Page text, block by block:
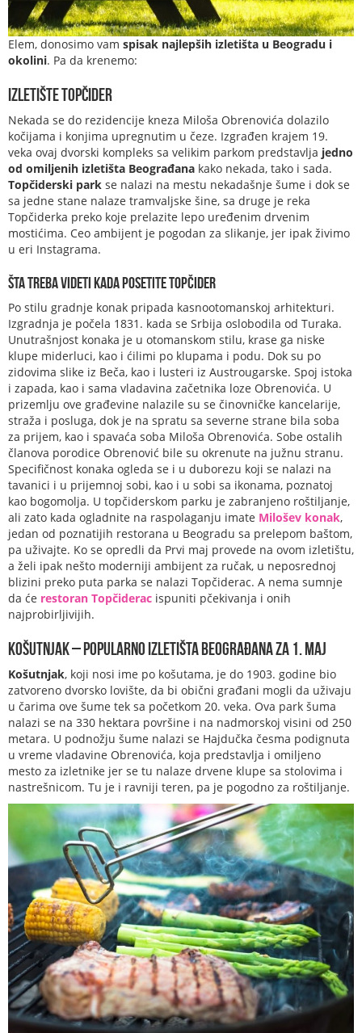
Elem, donosimo vam spisak najlepših izletišta u Beogradu i
okolini. Pa da krenemo:
Izletište Topčider
Nekada se do rezidencije kneza Miloša Obrenovića dolazilo
kočijama i konjima upregnutim u čeze. Izgrađen krajem 19.
veka ovaj dvorski kompleks sa velikim parkom predstavlja jedno
od omiljenih izletišta Beograđana kako nekada, tako i sada.
Topčiderski park se nalazi na mestu nekadašnje šume i dok se
sa jedne stane nalaze tramvaljske šine, sa druge je reka
Topčiderka preko koje prelazite lepo uređenim drvenim
mostićima. Ceo ambijent je pogodan za slikanje, jer ipak živimo
u eri Instagrama.
Šta treba videti kada posetite Topčider
Po stilu gradnje konak pripada kasnootomanskoj arhitekturi.
Izgradnja je počela 1831. kada se Srbija oslobodila od Turaka.
Unutrašnjost konaka je u otomanskom stilu, krase ga niske
klupe miderluci, kao i ćilimi po klupama i podu. Dok su po
zidovima slike iz Beča, kao i lusteri iz Austrougarske. Spoj istoka
i zapada, kao i sama vladavina začetnika loze Obrenovića. U
prizemlju ove građevine nalazile su se činovničke kancelarije,
straža i posluga, dok je na spratu sa severne strane bila soba
za prijem, kao i spavaća soba Miloša Obrenovića. Sobe ostalih
članova porodice Obrenović bile su okrenute na južnu stranu.
Specifičnost konaka ogleda se i u duborezu koji se nalazi na
tavanici i u prijemnoj sobi, kao i u sobi sa ikonama, poznatoj
kao bogomolja. U topčiderskom parku je zabranjeno roštiljanje,
ali zato kada ogladnite na raspolaganju imate Milošev konak,
jedan od poznatijih restorana u Beogradu sa prelepom baštom,
pa uživajte. Ko se opredli da Prvi maj provede na ovom izletištu,
a želi ipak nešto moderniji ambijent za ručak, u neposrednoj
blizini preko puta parka se nalazi Topčiderac. A nema sumnje
da će restoran Topčiderac ispuniti pčekivanja i onih
najprobirljivijih.
Košutnjak – Popularno izletišta beograđana za 1. maj
Košutnjak, koji nosi ime po košutama, je do 1903. godine bio
zatvoreno dvorsko lovište, da bi obični građani mogli da uživaju
u čarima ove šume tek sa početkom 20. veka. Ova park šuma
nalazi se na 330 hektara površine i na nadmorskoj visini od 250
metara. U podnožju šume nalazi se Hajdučka česma podignuta
u vreme vladavine Obrenovića, koja predstavlja i omiljeno
mesto za izletnike jer se tu nalaze drvene klupe sa stolovima i
nastrešnicom. Tu je i ravniji teren, pa je pogodno za roštiljanje.